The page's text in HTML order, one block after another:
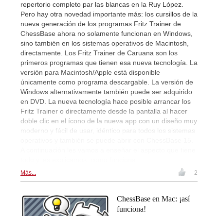
repertorio completo par las blancas en la Ruy López.
Pero hay otra novedad importante más: los cursillos de la
nueva generación de los programas Fritz Trainer de
ChessBase ahora no solamente funcionan en Windows,
sino también en los sistemas operativos de Macintosh,
directamente. Los Fritz Trainer de Caruana son los
primeros programas que tienen esa nueva tecnología. La
versión para Macintosh/Apple está disponible
únicamente como programa descargable. La versión de
Windows alternativamente también puede ser adquirido
en DVD. La nueva tecnología hace posible arrancar los
Fritz Trainer o directamente desde la pantalla al hacer
doble clic en el ícono de la nueva app con un diseño muy
moderno y fácil de usar, idéntico para todos los sistemas
Más... 2
ChessBase en Mac: ¡así
funciona!